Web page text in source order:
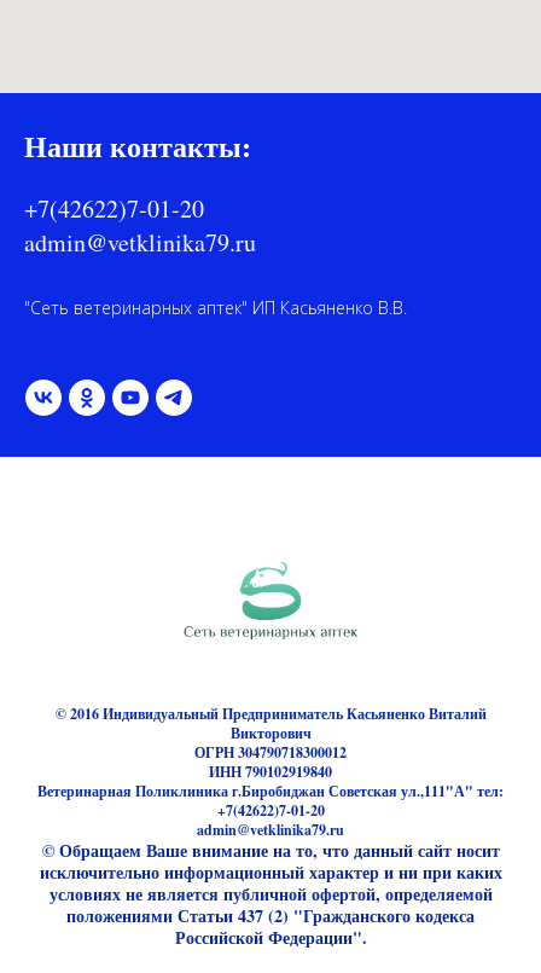
Ветеринарная поликлиника на карте Биробиджана —
Яндекс.Карты
Наши контакты:
+7(42622)7-01-20
admin@vetklinika79.ru
"Сеть ветеринарных аптек" ИП Касьяненко В.В.
© 2016 Индивидуальный Предприниматель Касьяненко Виталий
Викторович
ОГРН 304790718300012
ИНН 790102919840
Ветеринарная Поликлиника г.Биробиджан Советская ул.,111"А" тел:
+7(42622)7-01-20
admin@vetklinika79.ru
© Обращаем Ваше внимание на то, что данный сайт носит
исключительно информационный характер и ни при каких
условиях не является публичной офертой, определяемой
положениями Статьи 437 (2) "Гражданского кодекса
Российской Федерации".